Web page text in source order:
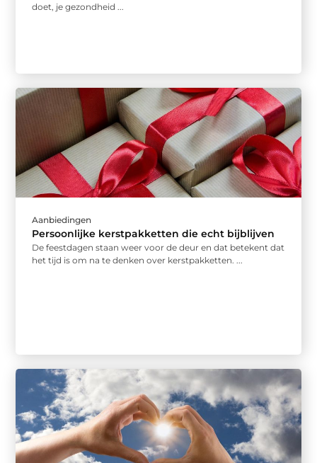
doet, je gezondheid ...
Aanbiedingen
Persoonlijke kerstpakketten die echt bijblijven
De feestdagen staan weer voor de deur en dat betekent dat
het tijd is om na te denken over kerstpakketten. ...